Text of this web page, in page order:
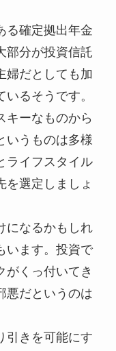
る確定拠出年金
部分が投資信託
婦だとしても加
るそうです。
キーなものから
いうものは多様
ライフスタイル
を選定しましょ
になるかもしれ
います。投資で
がくっ付いてき
悪だというのは
引きを可能にす